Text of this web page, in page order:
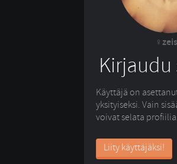
Kirjaudu
Käyttäjä on
yksityiseksi. Vain
voivat selata
Liity käyttäjäksi!